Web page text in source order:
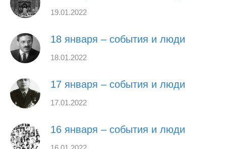
19.01.2022
18 января – события и люди
18.01.2022
17 января – события и люди
17.01.2022
16 января – события и люди